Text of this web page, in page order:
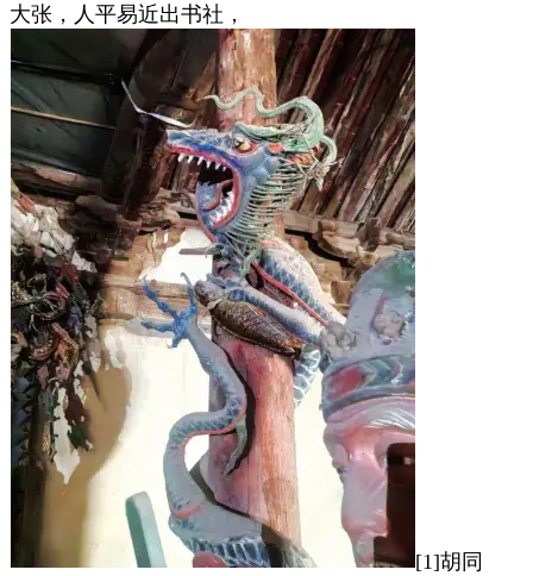
大张，人平易近出书社，
[1]胡同